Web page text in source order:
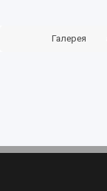
Галерея